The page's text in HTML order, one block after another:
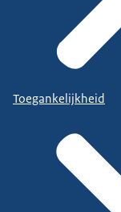
Toegankelijkheid